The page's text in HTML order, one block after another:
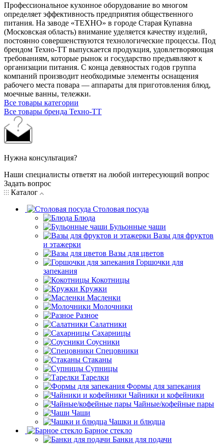
Профессиональное кухонное оборудование во многом
определяет эффективность предприятия общественного
питания. На заводе «ТЕХНО» в городе Старая Купавна
(Московская область) внимание уделяется качеству изделий,
постоянно совершенствуются технологические процессы. Под
брендом Техно-ТТ выпускается продукция, удовлетворяющая
требованиям, которые рынок и государство предъявляют к
организации питания. С конца девяностых годов группа
компаний производит необходимые элементы оснащения
рабочего места повара — аппараты для приготовления блюд,
моечные ванны, тележки.
Все товары категории
Все товары бренда Техно-ТТ
Нужна консультация?
Наши специалисты ответят на любой интересующий вопрос
Задать вопрос
Каталог
Столовая посуда
Блюда
Бульонные чаши
Вазы для фруктов
и этажерки
Вазы для цветов
Горшочки для
запекания
Кокотницы
Кружки
Масленки
Молочники
Разное
Салатники
Сахарницы
Соусники
Спецовники
Стаканы
Супницы
Тарелки
Формы для запекания
Чайники и кофейники
Чайные/кофейные пары
Чаши
Чашки и блюдца
Барное стекло
Банки для подачи